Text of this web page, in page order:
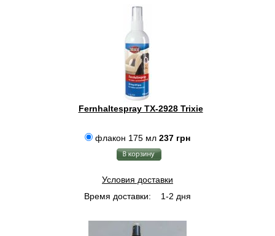
Fernhaltespray TX-2928 Trixie
флакон 175 мл 237 грн
Условия доставки
Время доставки:
1-2 дня